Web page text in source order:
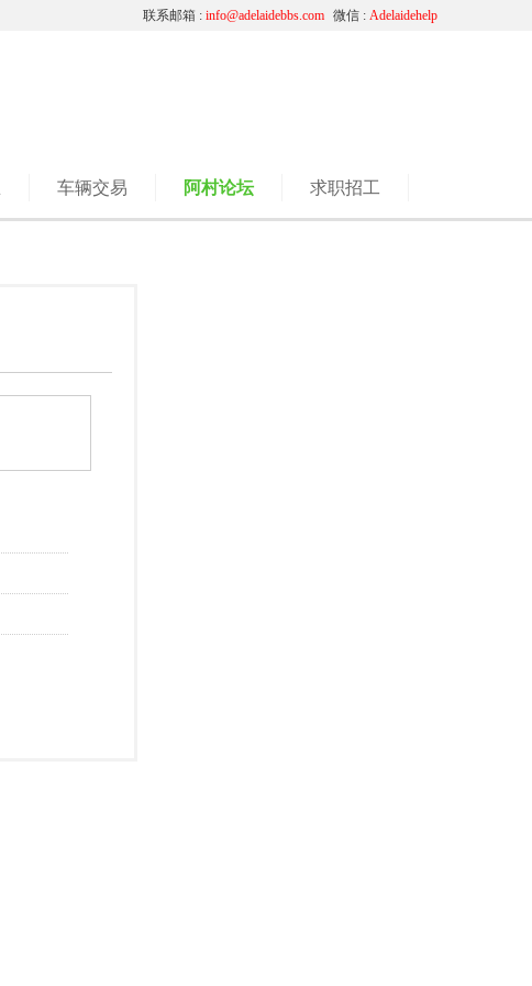
微信 : Adelaidehelp
联系邮箱 : info@adelaidebbs.com
车辆交易 阿村论坛 求职招工